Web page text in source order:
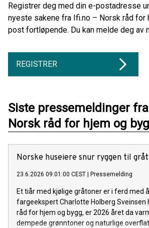
Registrer deg med din e-postadresse
nyeste sakene fra Ifi.no – Norsk råd for
post fortløpende. Du kan melde deg av
REGISTRER
Siste pressemeldinger
Norsk råd for hjem og
Norske huseiere snur ryggen til
23.6.2026 09:01:00 CEST | Pressemelding
Et tiår med kjølige gråtoner er i ferd med
fargeekspert Charlotte Holberg Sveinsen
råd for hjem og bygg, er 2026 året da
dempede grønntoner og naturlige